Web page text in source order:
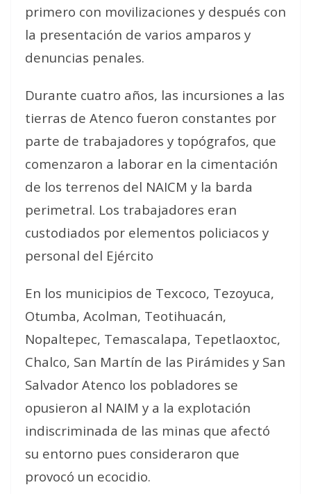
primero con movilizaciones y después con
la presentación de varios amparos y
denuncias penales.
Durante cuatro años, las incursiones a las
tierras de Atenco fueron constantes por
parte de trabajadores y topógrafos, que
comenzaron a laborar en la cimentación
de los terrenos del NAICM y la barda
perimetral. Los trabajadores eran
custodiados por elementos policiacos y
personal del Ejército
En los municipios de Texcoco, Tezoyuca,
Otumba, Acolman, Teotihuacán,
Nopaltepec, Temascalapa, Tepetlaoxtoc,
Chalco, San Martín de las Pirámides y San
Salvador Atenco los pobladores se
opusieron al NAIM y a la explotación
indiscriminada de las minas que afectó
su entorno pues consideraron que
provocó un ecocidio.